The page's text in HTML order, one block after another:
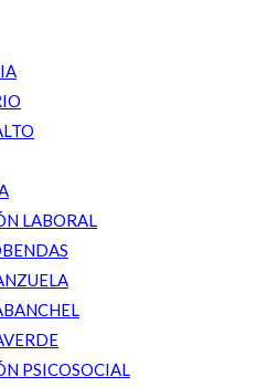
LABORAL
PSICOSOCIAL